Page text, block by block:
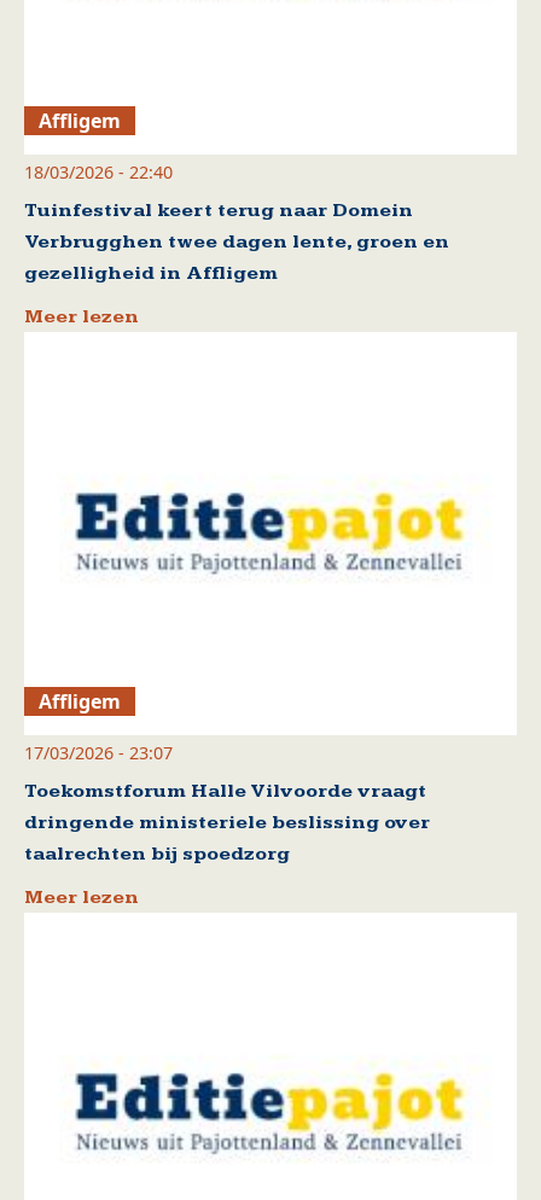
Affligem
18/03/2026 - 22:40
Tuinfestival keert terug naar Domein
Verbrugghen twee dagen lente, groen en
gezelligheid in Affligem
Meer lezen
Affligem
17/03/2026 - 23:07
Toekomstforum Halle Vilvoorde vraagt
dringende ministeriele beslissing over
taalrechten bij spoedzorg
Meer lezen